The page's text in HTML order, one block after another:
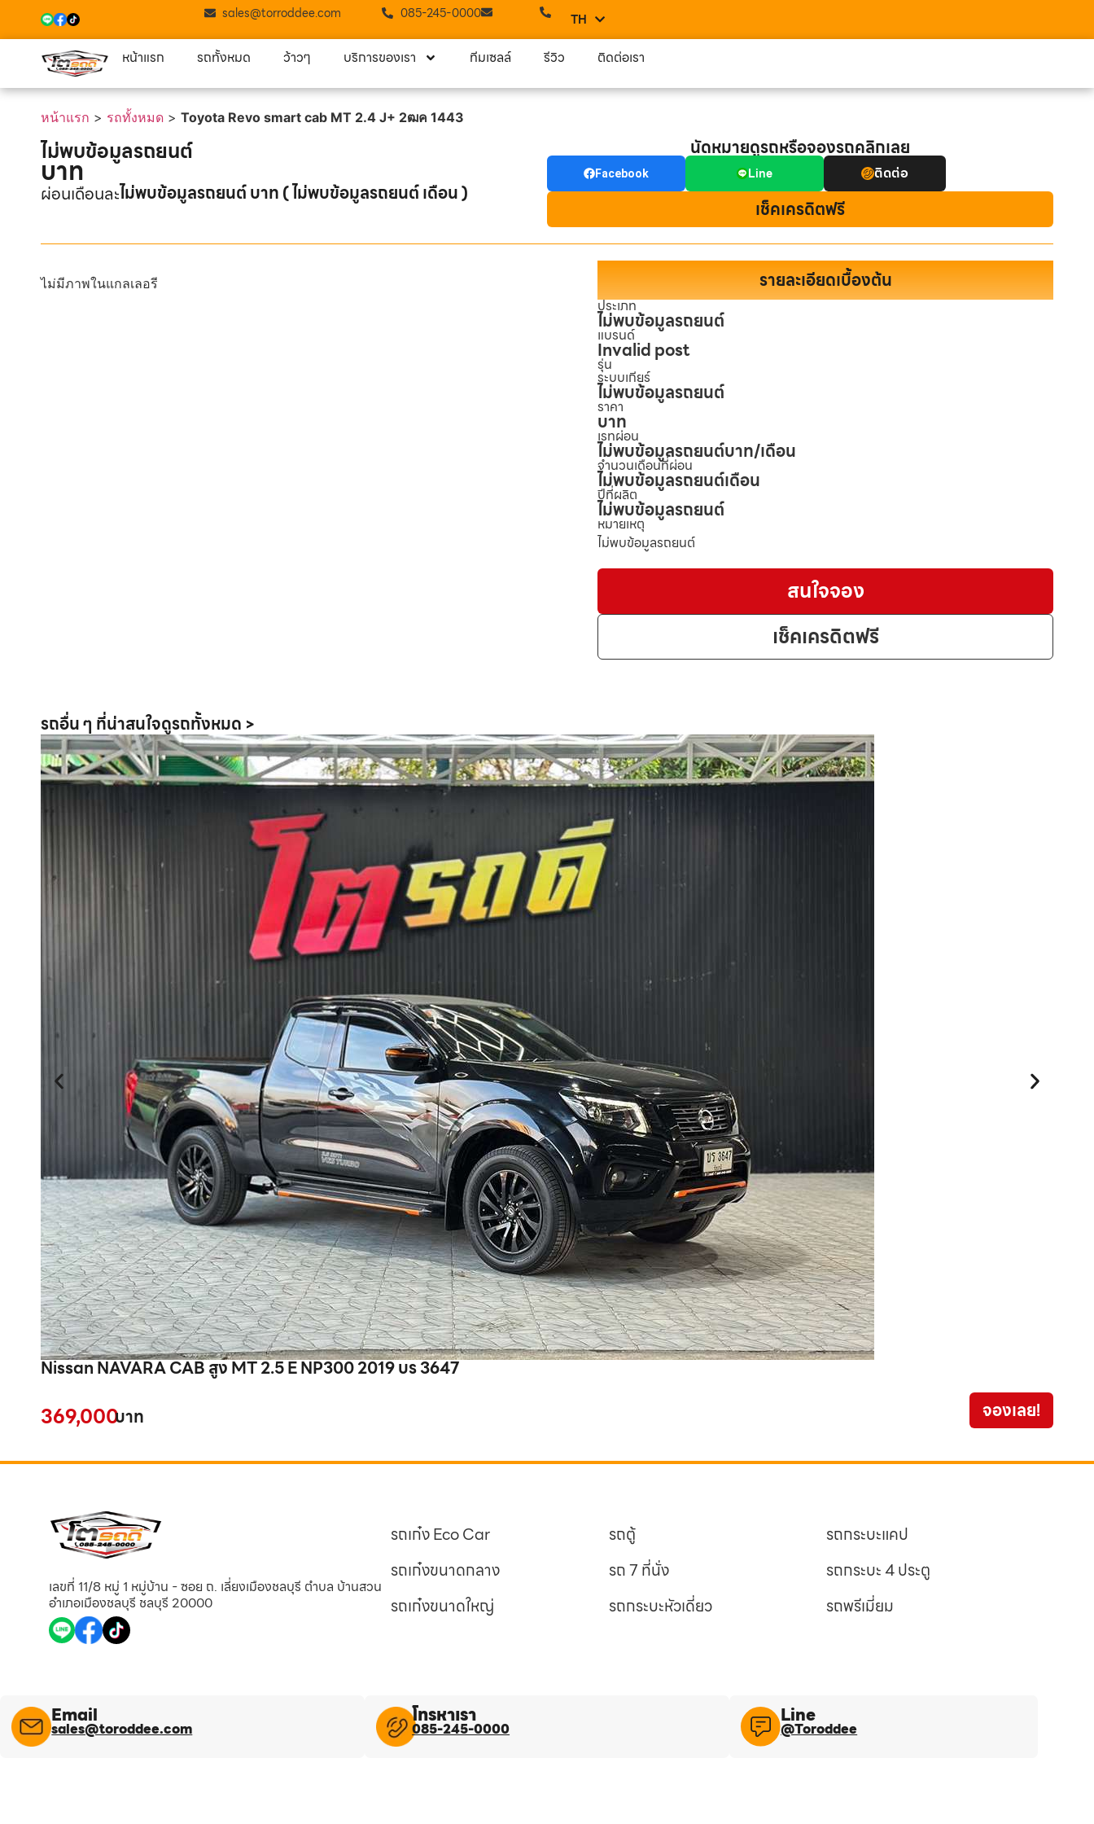
sales@torroddee.com 085-245-0000 TH
EN
หน้าแรก รถทั้งหมด ว้าวๆ บริการของเรา ทีมเซลล์ รีวิว ติดต่อเรา
หน้าแรก > รถทั้งหมด > Toyota Revo smart cab MT 2.4 J+ 2ฒค 1443
ไม่พบข้อมูลรถยนต์
บาท
ผ่อนเดือนละไม่พบข้อมูลรถยนต์ บาท ( ไม่พบข้อมูลรถยนต์ เดือน )
นัดหมายดูรถหรือจองรถคลิกเลย
Facebook Line ติดต่อ
เช็คเครดิตฟรี
ไม่มีภาพในแกลเลอรี รายละเอียดเบื้องต้น
ประเภท
ไม่พบข้อมูลรถยนต์
แบรนด์
Invalid post
รุ่น
ระบบเกียร์
ไม่พบข้อมูลรถยนต์
ราคา
บาท
เรทผ่อน
ไม่พบข้อมูลรถยนต์บาท/เดือน
จำนวนเดือนที่ผ่อน
ไม่พบข้อมูลรถยนต์เดือน
ปีที่ผลิต
ไม่พบข้อมูลรถยนต์
หมายเหตุ
ไม่พบข้อมูลรถยนต์
สนใจจอง
เช็คเครดิตฟรี
รถอื่น ๆ ที่น่าสนใจดูรถทั้งหมด >
Nissan NAVARA CAB สูง MT 2.5 E NP300 2019 บร 3647
369,000บาท จองเลย!
เลขที่ 11/8 หมู่ 1 หมู่บ้าน - ซอย ถ. เลี่ยงเมืองชลบุรี ตำบล บ้านสวน
อำเภอเมืองชลบุรี ชลบุรี 20000
รถเก๋ง Eco Car
รถเก๋งขนาดกลาง
รถเก๋งขนาดใหญ่
รถตู้
รถ 7 ที่นั่ง
รถกระบะหัวเดี่ยว
รถกระบะแคป
รถกระบะ 4 ประตู
รถพรีเมี่ยม
Email
sales@toroddee.com
โทรหาเรา
085-245-0000
Line​
@Toroddee​